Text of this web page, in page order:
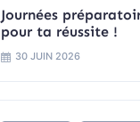
Journées
pour ta réussite !
30 JUIN 2026